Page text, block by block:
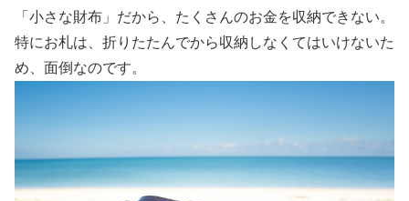
「小さな財布」だから、たくさんのお金を収納できない。
特にお札は、折りたたんでから収納しなくてはいけないた
め、面倒なのです。